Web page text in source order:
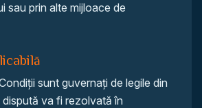
sau prin alte mijloace de
sunt guvernați de legile din
va fi rezolvată în